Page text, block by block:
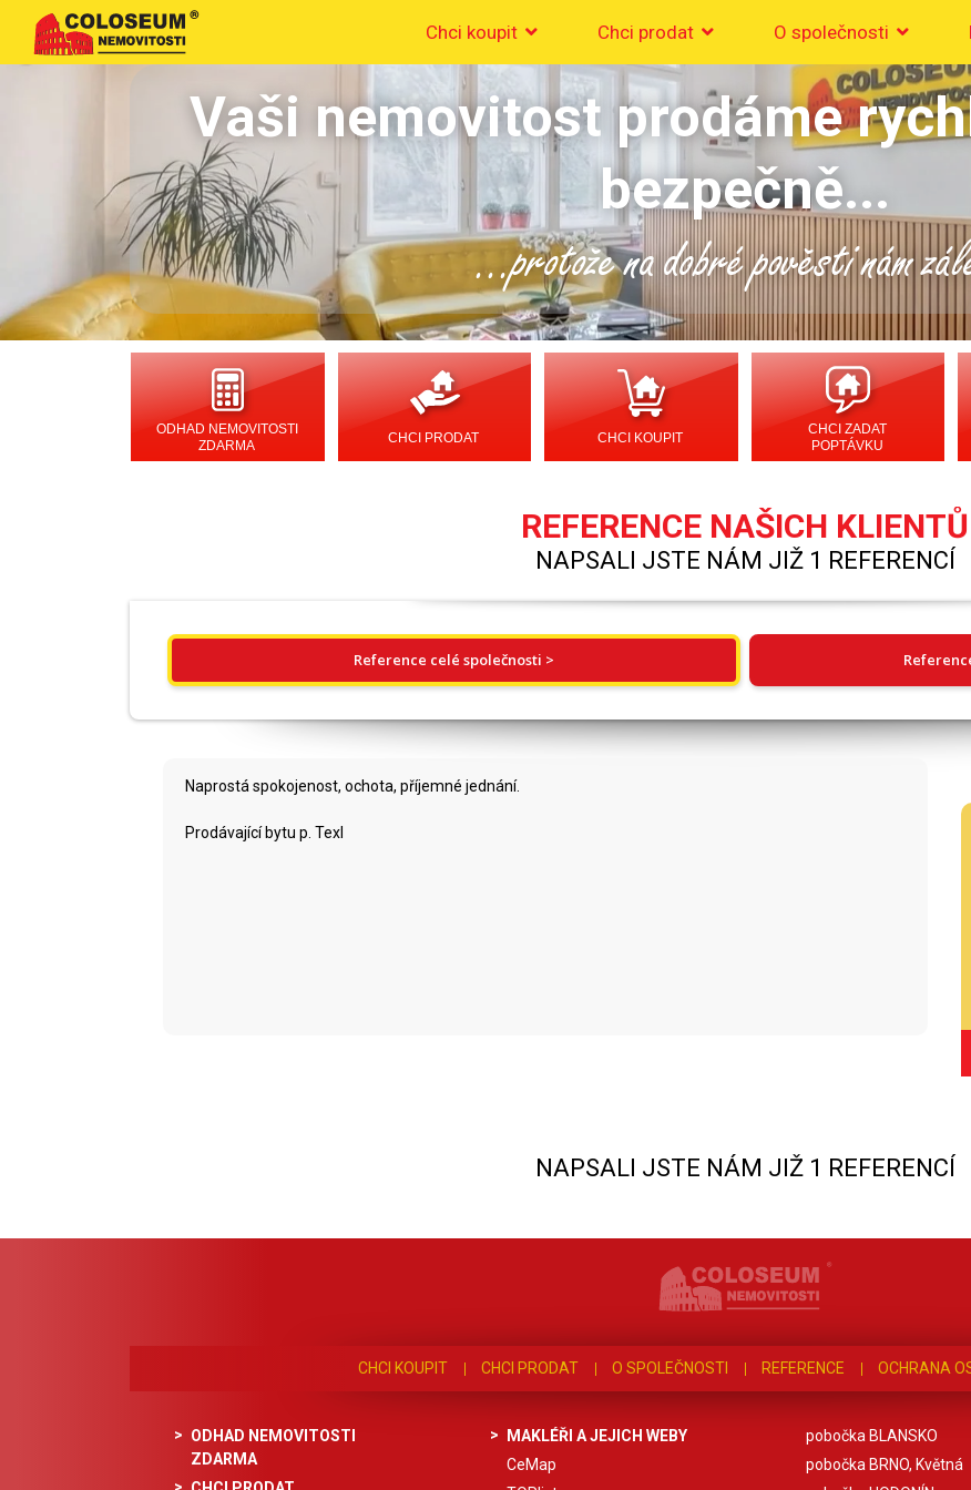
Chci koupit Chci prodat O společnosti
Vaši nemovitost prodáme
bezpečně...
...protože na dobré pověsti nám
ODHAD NEMOVITOSTI
ZDARMA
CHCI PRODAT CHCI KOUPIT
CHCI ZADAT
POPTÁVKU
REFERENCE NAŠICH KLIENTŮ
NAPSALI JSTE NÁM JIŽ 1 REFERENCÍ
Reference celé společnosti >
Naprostá spokojenost, ochota, příjemné jednání.
Prodávající bytu p. Texl
NAPSALI JSTE NÁM JIŽ 1 REFERENCÍ
CHCI KOUPIT CHCI PRODAT O SPOLEČNOSTI REFERENCE OCHRANA
ODHAD NEMOVITOSTI
ZDARMA
MAKLÉŘI A JEJICH WEBY
CeMap
pobočka BLANSKO
pobočka BRNO, Květná